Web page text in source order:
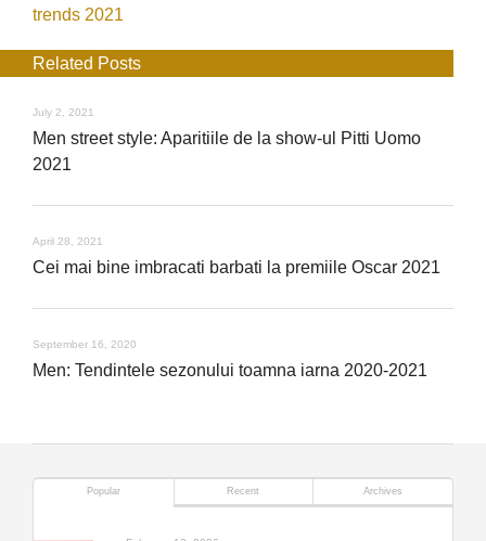
trends 2021
Related Posts
July 2, 2021
Men street style: Aparitiile de la show-ul Pitti Uomo
2021
April 28, 2021
Cei mai bine imbracati barbati la premiile Oscar 2021
September 16, 2020
Men: Tendintele sezonului toamna iarna 2020-2021
Popular Recent Archives